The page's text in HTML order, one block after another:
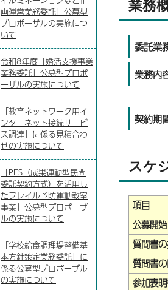
業務
委託業
業務内
契約期
スケ
項目
公募開始
質問書
質問書
参加表
画運営業務委託」公募型
プロポーザルの実施につ
いて
令和8年度「婚活支援事業
業務委託」公募型プロポ
ーザルの実施について
「教育ネットワーク用イ
ンターネット接続サービ
ス調達」に係る見積合わ
せの実施について
「PFS（成果連動型民間
委託契約方式）を活用し
たフレイル予防運動教室
事業」公募型プロポーザ
ルの実施について
「学校給食調理場整備基
本方針策定業務委託」に
係る公募型プロポーザル
の実施について